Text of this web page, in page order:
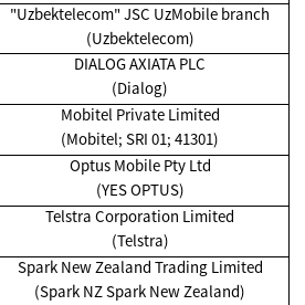
"Uzbektelecom" JSC UzMobile branch
(Uzbektelecom)
DIALOG AXIATA PLC
(Dialog)
Mobitel Private Limited
(Mobitel; SRI 01; 41301)
Optus Mobile Pty Ltd
(YES OPTUS)
Telstra Corporation Limited
(Telstra)
Spark New Zealand Trading Limited
(Spark NZ Spark New Zealand)